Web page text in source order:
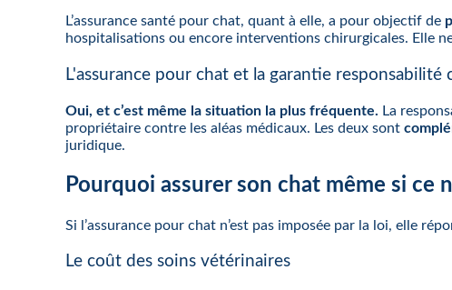
L’assurance santé pour chat, quant à elle, a pour objectif de
hospitalisations ou encore interventions chirurgicales. Elle
L'assurance pour chat et la garantie
Oui, et c’est même la situation la plus fréquente. La
propriétaire contre les aléas médicaux. Les deux sont
juridique.
Pourquoi assurer son chat même si ce
Si l’assurance pour chat n’est pas imposée par la loi, elle
Le coût des soins vétérinaires